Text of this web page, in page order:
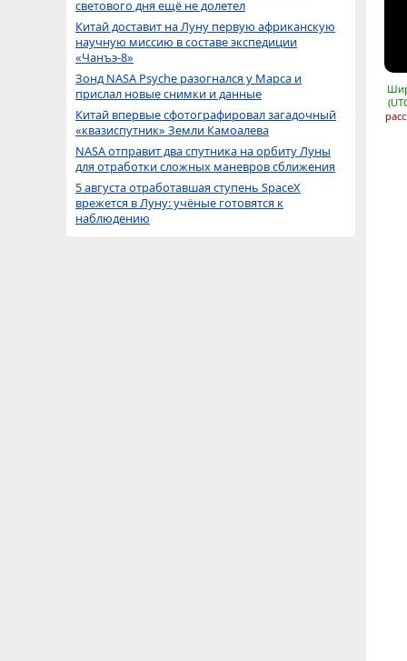
светового дня ещё не долетел
Китай доставит на Луну первую африканскую
научную миссию в составе экспедиции
«Чанъэ-8»
Зонд NASA Psyche разогнался у Марса и
прислал новые снимки и данные
Китай впервые сфотографировал загадочный
«квазиспутник» Земли Камоалева
NASA отправит два спутника на орбиту Луны
для отработки сложных маневров сближения
5 августа отработавшая ступень SpaceX
врежется в Луну: учёные готовятся к
наблюдению